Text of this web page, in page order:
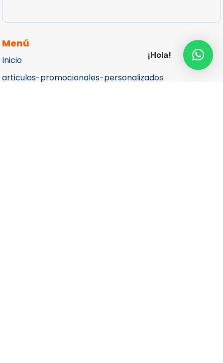
Menú
Inicio
articulos-promocionales-personalizados
¡Hola!